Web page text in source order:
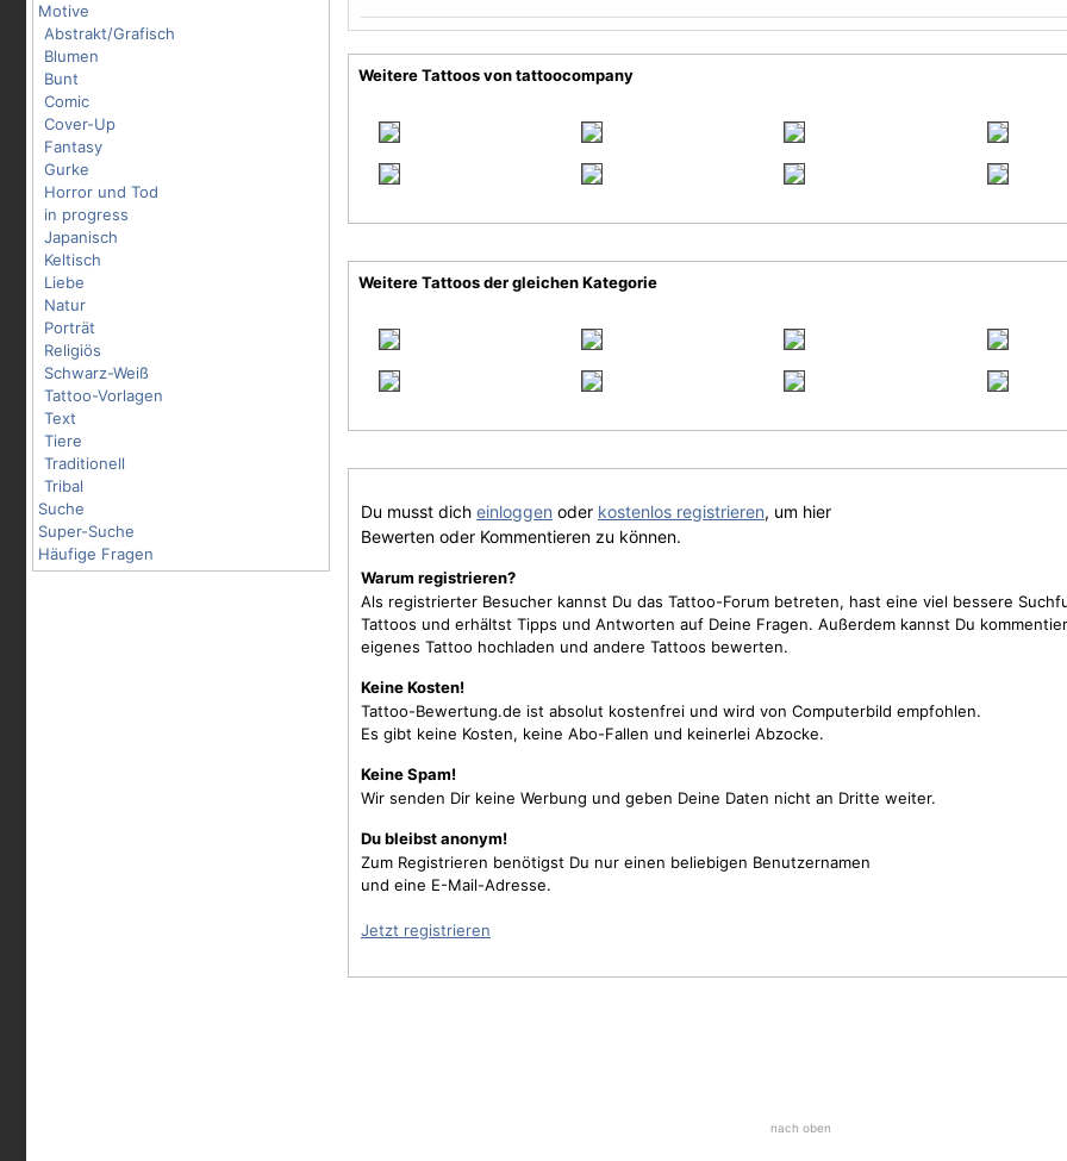
Motive
Abstrakt/Grafisch
Blumen
Bunt
Comic
Cover-Up
Fantasy
Gurke
Horror und Tod
in progress
Japanisch
Keltisch
Liebe
Natur
Porträt
Religiös
Schwarz-Weiß
Tattoo-Vorlagen
Text
Tiere
Traditionell
Tribal
Suche
Super-Suche
Häufige Fragen
Weitere Tattoos von tattoocompany
Weitere Tattoos der gleichen Kategorie
Du musst dich einloggen oder kostenlos registrieren, um hier
Bewerten oder Kommentieren zu können.
Warum registrieren?
Als registrierter Besucher kannst Du das Tattoo-Forum betreten, hast eine viel bessere
Tattoos und erhältst Tipps und Antworten auf Deine Fragen. Außerdem kannst Du
eigenes Tattoo hochladen und andere Tattoos bewerten.
Keine Kosten!
Tattoo-Bewertung.de ist absolut kostenfrei und wird von Computerbild empfohlen.
Es gibt keine Kosten, keine Abo-Fallen und keinerlei Abzocke.
Keine Spam!
Wir senden Dir keine Werbung und geben Deine Daten nicht an Dritte weiter.
Du bleibst anonym!
Zum Registrieren benötigst Du nur einen beliebigen Benutzernamen
und eine E-Mail-Adresse.
Jetzt registrieren
nach oben